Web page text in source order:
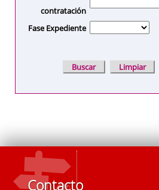
contratación
Fase Expediente
Contacto